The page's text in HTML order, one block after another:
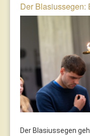
Der Blasiussegen:
Der Blasiussegen